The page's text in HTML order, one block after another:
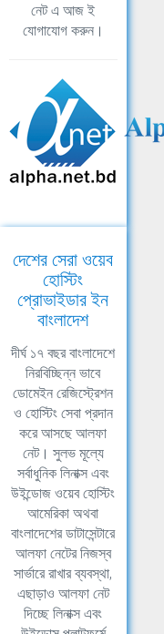
নেট এ আজ ই
যোগাযোগ করুন।
দেশের সেরা ওয়েব
হোস্টিং
প্রোভাইডার ইন
বাংলাদেশ
দীর্ঘ ১৭ বছর বাংলাদেশে
নিরবিচ্ছিন্ন ভাবে
ডোমেইন রেজিস্ট্রেশন
ও হোস্টিং সেবা প্রদান
করে আসছে আলফা
নেট। সুলভ মূল্যে
সর্বাধুনিক লিনাক্স এবং
উইন্ডোজ ওয়েব হোস্টিং
আমেরিকা অথবা
বাংলাদেশের ডাটাসেন্টারে
আলফা নেটের নিজস্ব
সার্ভারে রাখার ব্যবস্থা,
এছাড়াও আলফা নেট
দিচ্ছে লিনাক্স এবং